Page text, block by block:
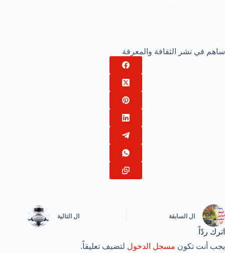
ساهم في نشر الثقافة والمعرفة
ال السابقة ال التالية
اترك ردّاً
يجب أنت تكون مسجل الدخول لتضيف تعليقاً.